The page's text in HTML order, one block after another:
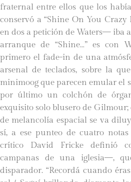
fraternal entre ellos que los
conservó a “Shine On You
en dos a petición de Waters— iba
arranque de “Shine…” es con
primero el fade-in de una
arsenal de teclados, sobre la
minimoog que parecen emular el
por último un colchón de
exquisito solo blusero de
de melancolía espacial se va
sí, a ese punteo de cuatro
crítico David Fricke definió
campanas de una iglesia—,
disparador. “Recordá cuando